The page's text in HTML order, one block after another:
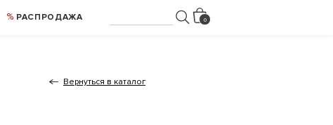
РАСПРОДАЖА
Вернуться в каталог